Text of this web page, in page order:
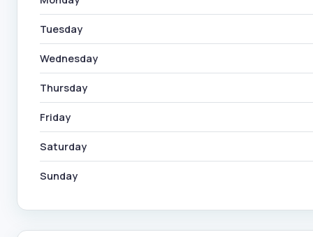
Tuesday
Wednesday
Thursday
Friday
Saturday
Sunday